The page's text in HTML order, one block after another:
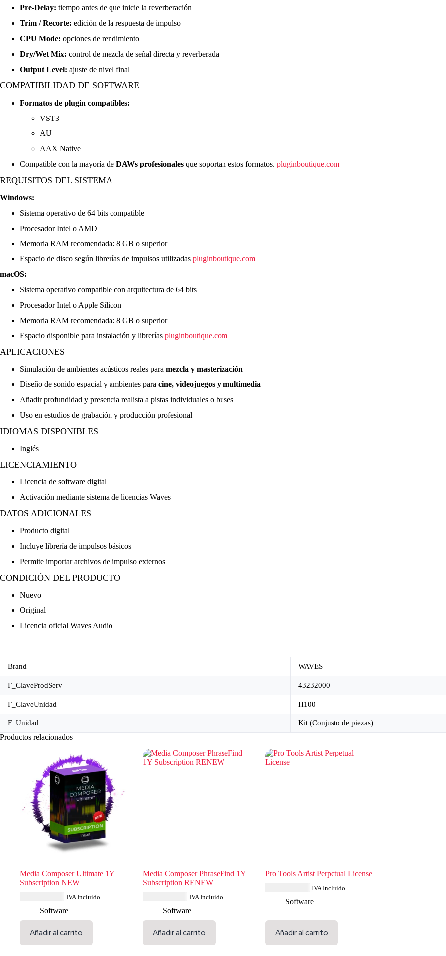
Pre-Delay: tiempo antes de que inicie la reverberación
Trim / Recorte: edición de la respuesta de impulso
CPU Mode: opciones de rendimiento
Dry/Wet Mix: control de mezcla de señal directa y reverberada
Output Level: ajuste de nivel final
COMPATIBILIDAD DE SOFTWARE
Formatos de plugin compatibles:
VST3
AU
AAX Native
Compatible con la mayoría de DAWs profesionales que soportan estos formatos. pluginboutique.com
REQUISITOS DEL SISTEMA
Windows:
Sistema operativo de 64 bits compatible
Procesador Intel o AMD
Memoria RAM recomendada: 8 GB o superior
Espacio de disco según librerías de impulsos utilizadas pluginboutique.com
macOS:
Sistema operativo compatible con arquitectura de 64 bits
Procesador Intel o Apple Silicon
Memoria RAM recomendada: 8 GB o superior
Espacio disponible para instalación y librerías pluginboutique.com
APLICACIONES
Simulación de ambientes acústicos reales para mezcla y masterización
Diseño de sonido espacial y ambientes para cine, videojuegos y multimedia
Añadir profundidad y presencia realista a pistas individuales o buses
Uso en estudios de grabación y producción profesional
IDIOMAS DISPONIBLES
Inglés
LICENCIAMIENTO
Licencia de software digital
Activación mediante sistema de licencias Waves
DATOS ADICIONALES
Producto digital
Incluye librería de impulsos básicos
Permite importar archivos de impulso externos
CONDICIÓN DEL PRODUCTO
Nuevo
Original
Licencia oficial Waves Audio
Brand WAVES
F_ClaveProdServ 43232000
F_ClaveUnidad H100
F_Unidad Kit (Conjusto de piezas)
Productos relacionados
Media Composer Ultimate 1Y
Subscription NEW
IVA Incluido.
Software
Añadir al carrito
Media Composer PhraseFind 1Y
Subscription RENEW
IVA Incluido.
Software
Añadir al carrito
Pro Tools Artist Perpetual License
IVA Incluido.
Software
Añadir al carrito